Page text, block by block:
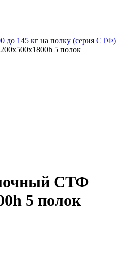
до 145 кг на полку (серия СТФ)
5 полок
СТФ
5 полок